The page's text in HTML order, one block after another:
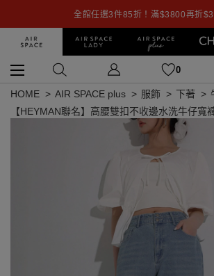
全館任選3件85折！滿$3800再折
0
HOME AIR SPACE plus 服飾 下著
【HEYMAN聯名】高腰雙扣不收邊水洗牛仔寬